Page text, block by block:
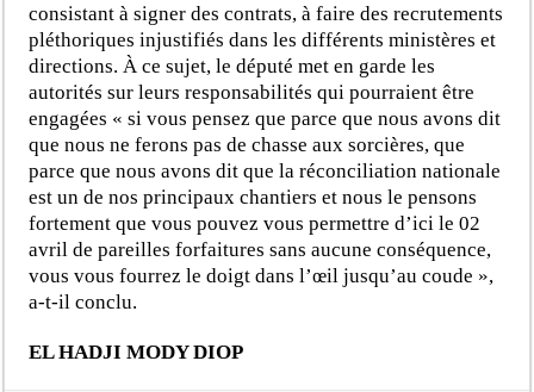
consistant à signer des contrats, à faire des recrutements
pléthoriques injustifiés dans les différents ministères et
directions. À ce sujet, le député met en garde les
autorités sur leurs responsabilités qui pourraient être
engagées « si vous pensez que parce que nous avons dit
que nous ne ferons pas de chasse aux sorcières, que
parce que nous avons dit que la réconciliation nationale
est un de nos principaux chantiers et nous le pensons
fortement que vous pouvez vous permettre d’ici le 02
avril de pareilles forfaitures sans aucune conséquence,
vous vous fourrez le doigt dans l’œil jusqu’au coude »,
a-t-il conclu.
EL HADJI MODY DIOP